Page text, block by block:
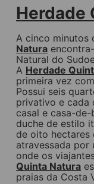
Herdade
A cinco minutos
Natura
Natural do
A Herdade
primeira vez
Possui seis
privativo e cada
casal e casa-
duche de estilo
de oito hectares
atravessada
onde os
Quinta Natura
praias da Costa